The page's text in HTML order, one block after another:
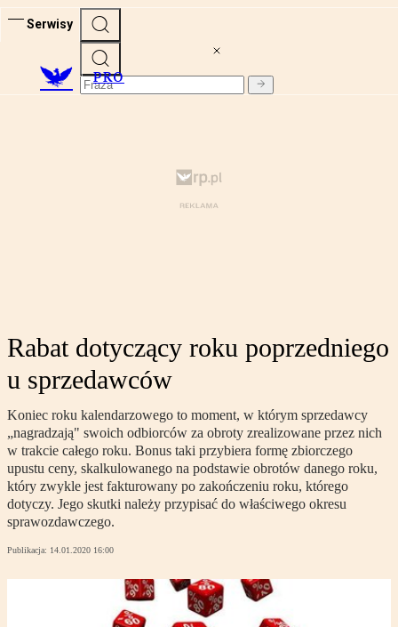
Serwisy
PRO
Rabat dotyczący roku poprzedniego
u sprzedawców
Koniec roku kalendarzowego to moment, w którym sprzedawcy
„nagradzają" swoich odbiorców za obroty zrealizowane przez nich
w trakcie całego roku. Bonus taki przybiera formę zbiorczego
upustu ceny, skalkulowanego na podstawie obrotów danego roku,
który zwykle jest fakturowany po zakończeniu roku, którego
dotyczy. Jego skutki należy przypisać do właściwego okresu
sprawozdawczego.
Publikacja: 14.01.2020 16:00